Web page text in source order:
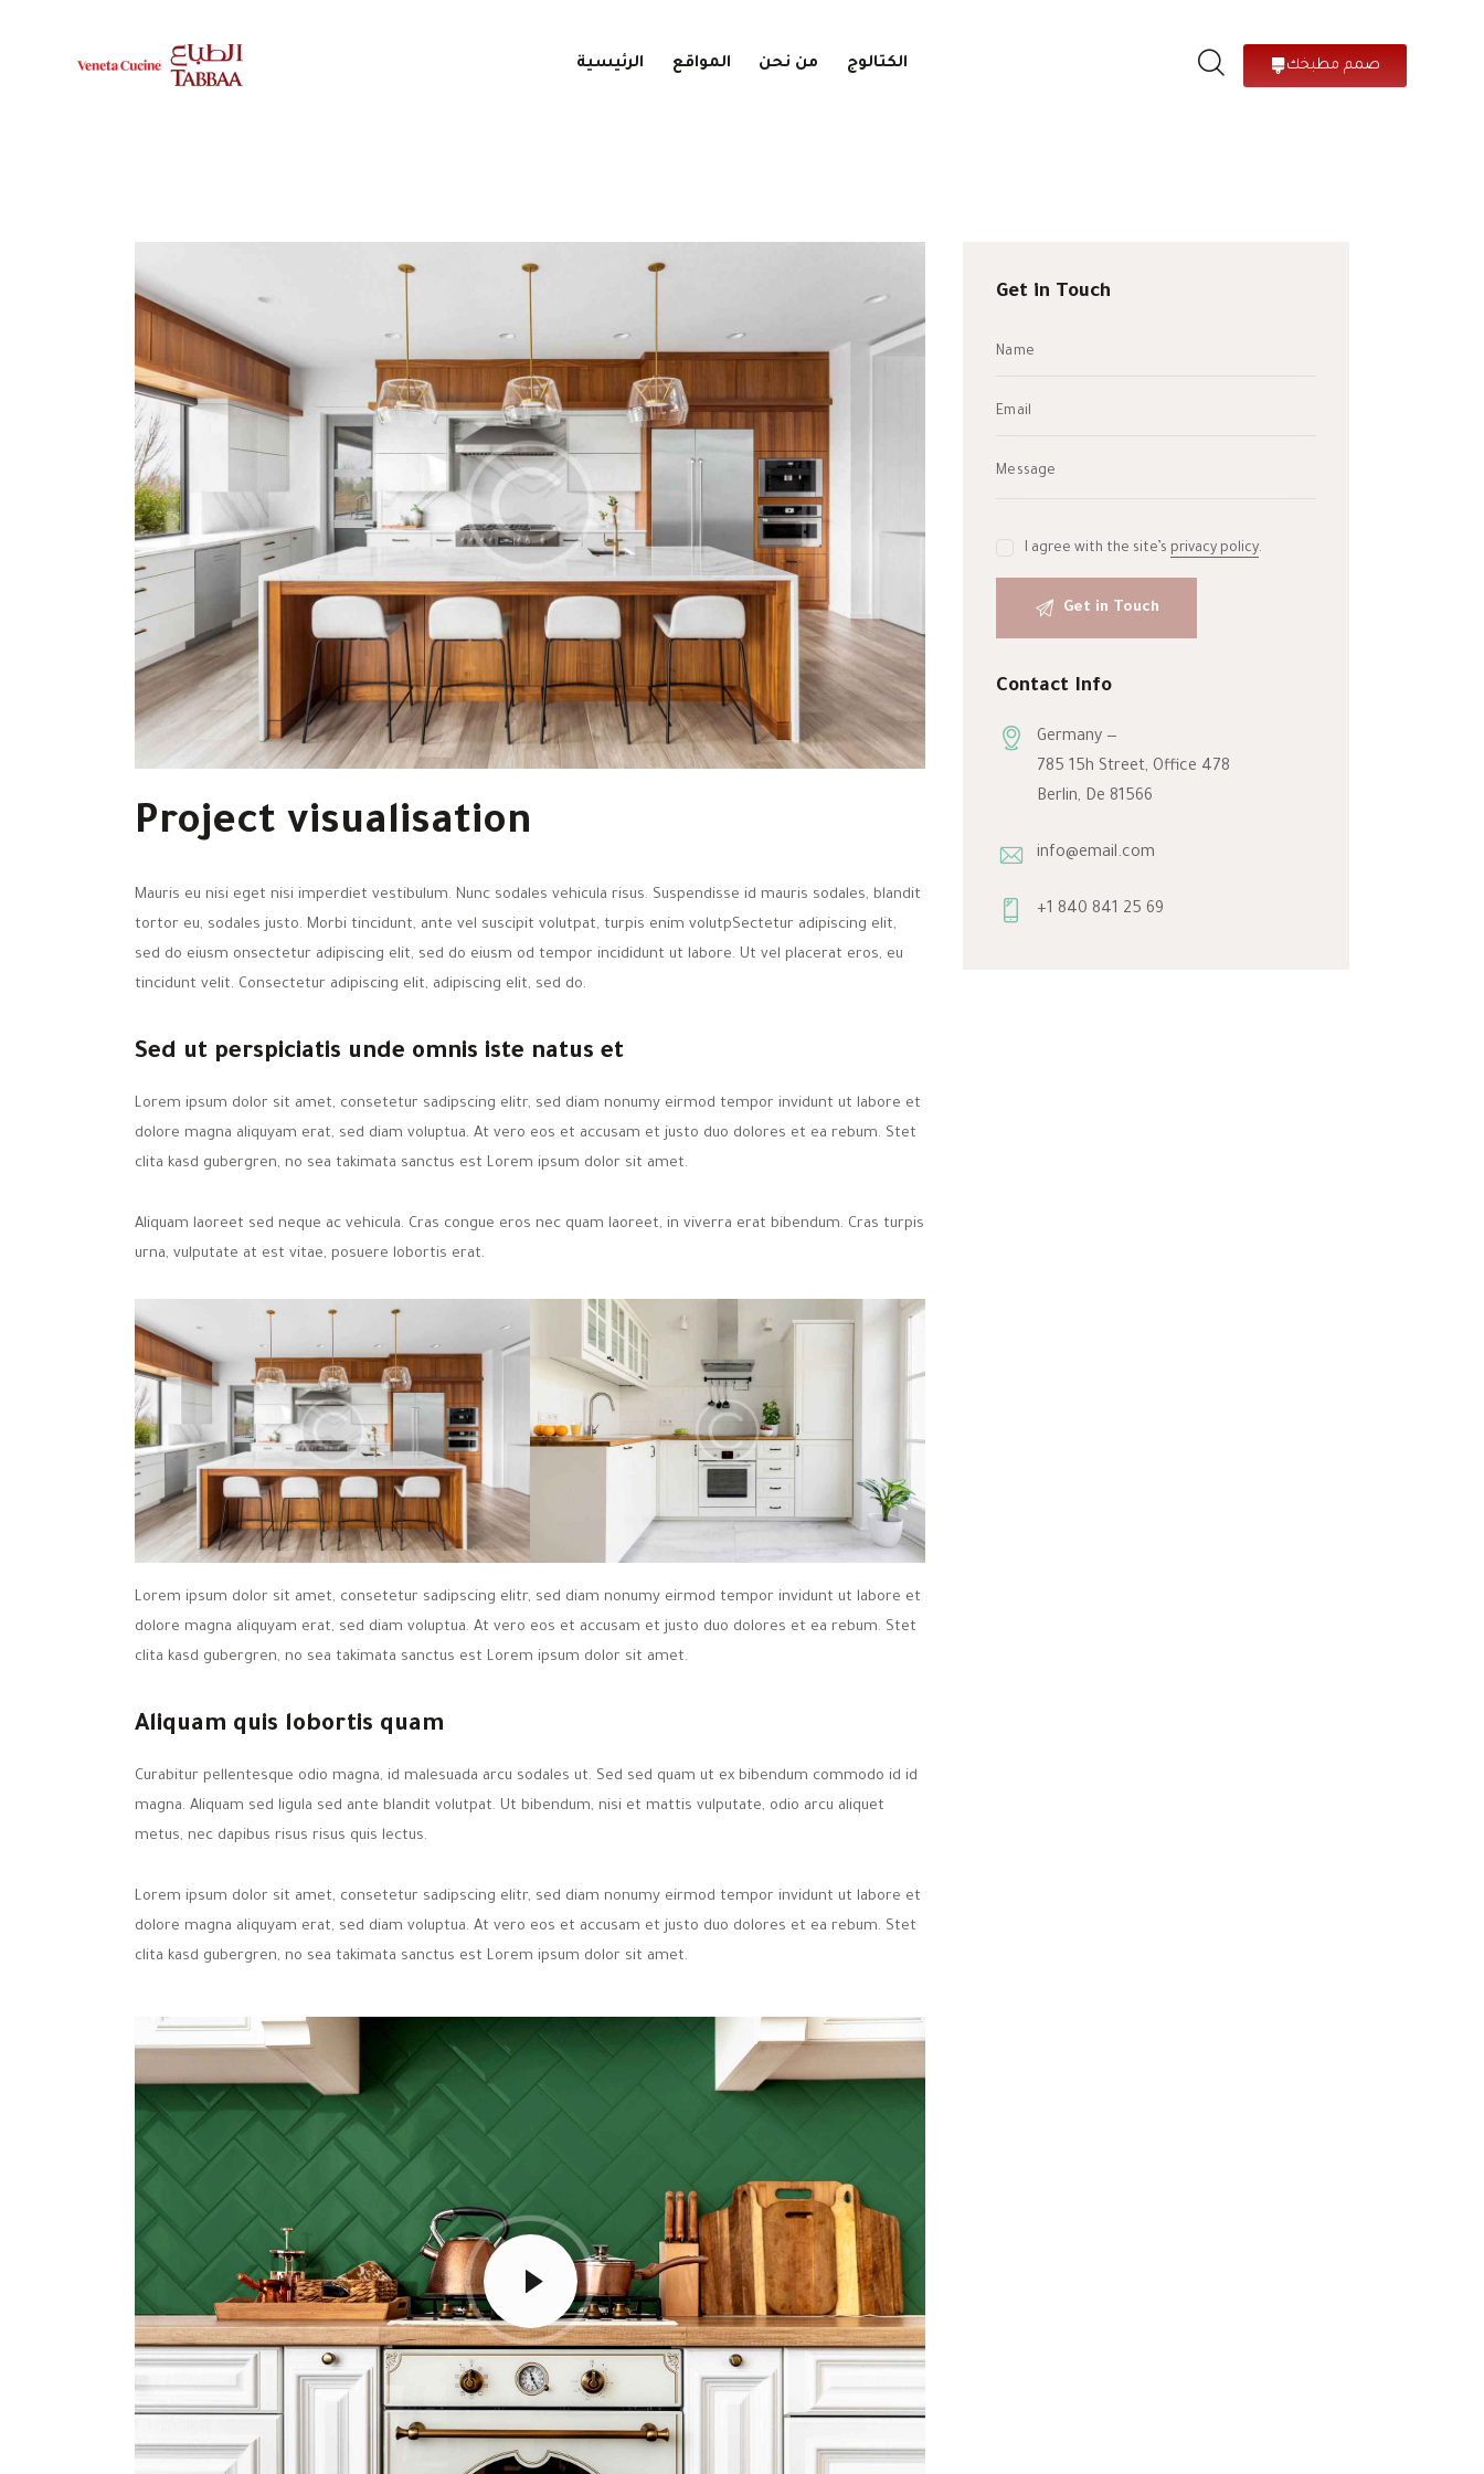
الرئيسية المواقع من نحن الكتالوج صمم مطبخك
Project visualisation
Mauris eu nisi eget nisi imperdiet vestibulum. Nunc sodales vehicula risus. Suspendisse id mauris sodales, blandit
tortor eu, sodales justo. Morbi tincidunt, ante vel suscipit volutpat, turpis enim volutpSectetur adipiscing elit,
sed do eiusm onsectetur adipiscing elit, sed do eiusm od tempor incididunt ut labore. Ut vel placerat eros, eu
tincidunt velit. Consectetur adipiscing elit, adipiscing elit, sed do.
Sed ut perspiciatis unde omnis iste natus et
Lorem ipsum dolor sit amet, consetetur sadipscing elitr, sed diam nonumy eirmod tempor invidunt ut labore et
dolore magna aliquyam erat, sed diam voluptua. At vero eos et accusam et justo duo dolores et ea rebum. Stet
clita kasd gubergren, no sea takimata sanctus est Lorem ipsum dolor sit amet.
Aliquam laoreet sed neque ac vehicula. Cras congue eros nec quam laoreet, in viverra erat bibendum. Cras turpis
urna, vulputate at est vitae, posuere lobortis erat.
Lorem ipsum dolor sit amet, consetetur sadipscing elitr, sed diam nonumy eirmod tempor invidunt ut labore et
dolore magna aliquyam erat, sed diam voluptua. At vero eos et accusam et justo duo dolores et ea rebum. Stet
clita kasd gubergren, no sea takimata sanctus est Lorem ipsum dolor sit amet.
Aliquam quis lobortis quam
Curabitur pellentesque odio magna, id malesuada arcu sodales ut. Sed sed quam ut ex bibendum commodo id id
magna. Aliquam sed ligula sed ante blandit volutpat. Ut bibendum, nisi et mattis vulputate, odio arcu aliquet
metus, nec dapibus risus risus quis lectus.
Lorem ipsum dolor sit amet, consetetur sadipscing elitr, sed diam nonumy eirmod tempor invidunt ut labore et
dolore magna aliquyam erat, sed diam voluptua. At vero eos et accusam et justo duo dolores et ea rebum. Stet
clita kasd gubergren, no sea takimata sanctus est Lorem ipsum dolor sit amet.
Get in Touch
I agree with the site’s privacy policy.
Contact Info
Germany —
785 15h Street, Office 478
Berlin, De 81566
info@email.com
+1 840 841 25 69